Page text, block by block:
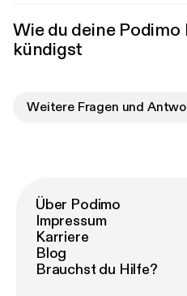
Wie du deine
kündigst
Weitere Fragen und
Über Podimo
Impressum
Karriere
Blog
Brauchst du Hilfe?